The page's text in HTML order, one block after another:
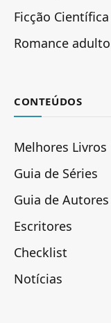
Ficção Científica
Romance adulto
CONTEÚDOS
Melhores Livros
Guia de Séries
Guia de Autores
Escritores
Checklist
Notícias